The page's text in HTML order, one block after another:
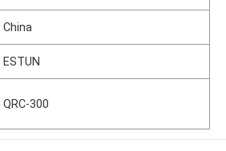
China
ESTUN
QRC-300